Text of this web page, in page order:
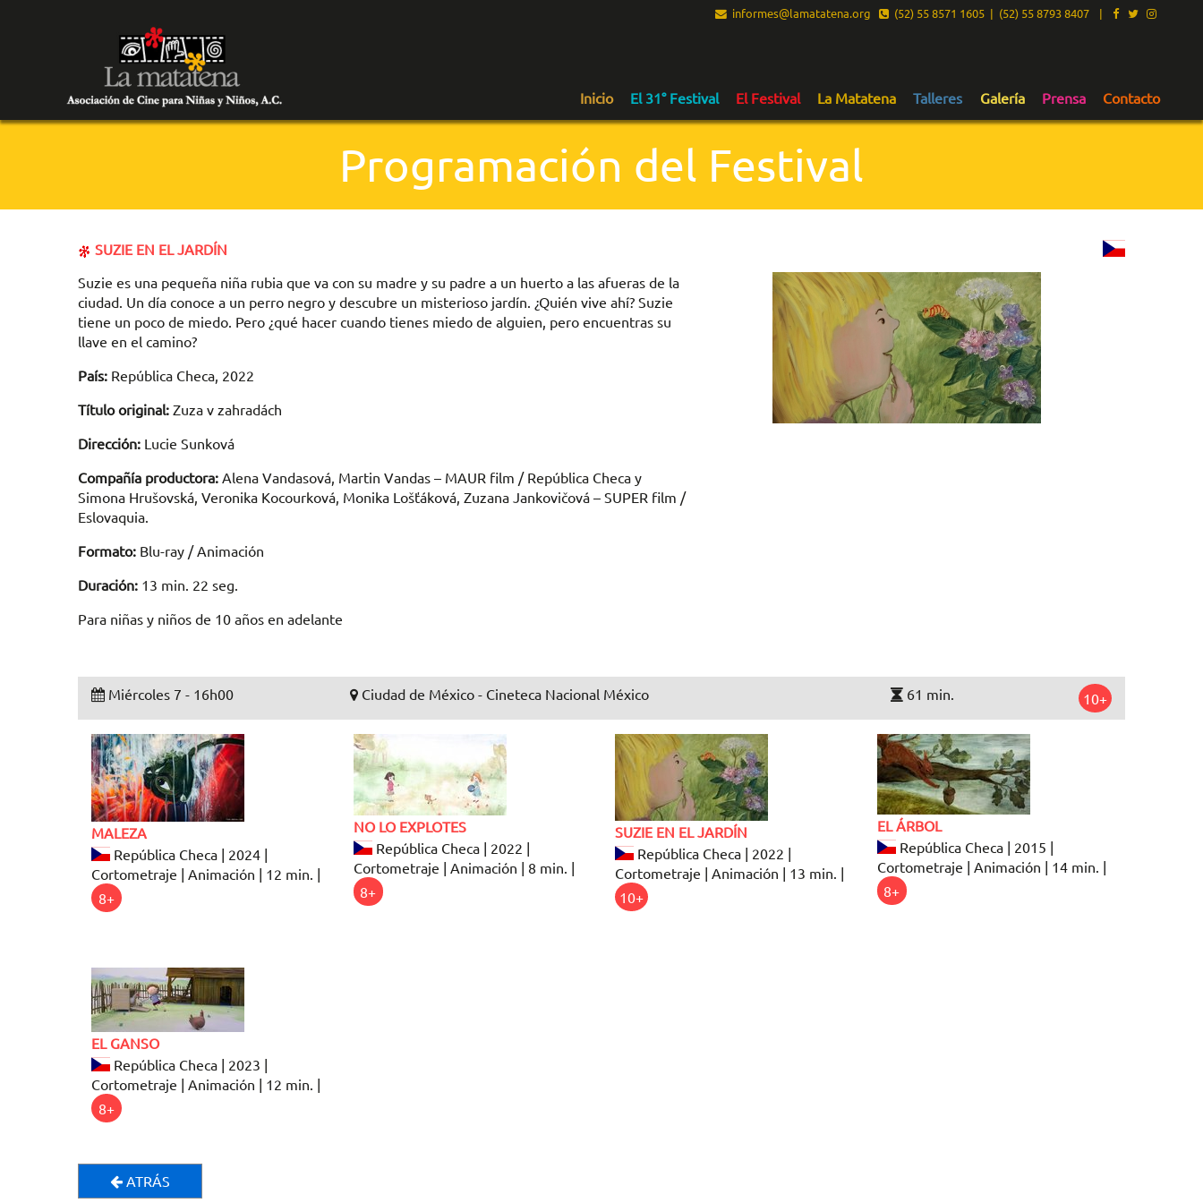
informes@lamatatena.org (52) 55 8571 1605 | (52) 55 8793 8407 |
Inicio El 31° Festival El Festival La Matatena Talleres Galería Prensa Contacto
Programación del Festival
SUZIE EN EL JARDÍN
Suzie es una pequeña niña rubia que va con su madre y su padre a un huerto a las afueras de la
ciudad. Un día conoce a un perro negro y descubre un misterioso jardín. ¿Quién vive ahí? Suzie
tiene un poco de miedo. Pero ¿qué hacer cuando tienes miedo de alguien, pero encuentras su
llave en el camino?
País: República Checa, 2022
Título original: Zuza v zahradách
Dirección: Lucie Sunková
Compañía productora: Alena Vandasová, Martin Vandas – MAUR film / República Checa y
Simona Hrušovská, Veronika Kocourková, Monika Lošťáková, Zuzana Jankovičová – SUPER film /
Eslovaquia.
Formato: Blu-ray / Animación
Duración: 13 min. 22 seg.
Para niñas y niños de 10 años en adelante
Miércoles 7 - 16h00 Ciudad de México - Cineteca Nacional México 61 min. 10+
MALEZA
República Checa | 2024 |
Cortometraje | Animación | 12 min. |
8+
NO LO EXPLOTES
República Checa | 2022 |
Cortometraje | Animación | 8 min. |
8+
SUZIE EN EL JARDÍN
República Checa | 2022 |
Cortometraje | Animación | 13 min. |
10+
EL ÁRBOL
República Checa | 2015 |
Cortometraje | Animación | 14 min. |
8+
EL GANSO
República Checa | 2023 |
Cortometraje | Animación | 12 min. |
8+
ATRÁS